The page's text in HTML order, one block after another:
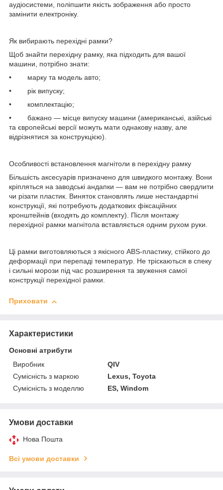
аудіосистеми, поліпшити якість зображення або просто
замінити електроніку.
Як вибирають перехідні рамки?
Щоб знайти перехідну рамку, яка підходить для вашої
машини, потрібно знати:
• марку та модель авто;
• рік випуску;
• комплектацію;
• бажано — місце випуску машини (американські, азійські
та європейські версії можуть мати однакову назву, але
відрізнятися за конструкцією).
Особливості встановлення магнітоли в перехідну рамку
Більшість аксесуарів призначено для швидкого монтажу. Вони
кріпляться на заводські андапки — вам не потрібно свердлити
чи різати пластик. Виняток становлять лише нестандартні
конструкції, які потребують додаткових фіксаційних
кронштейнів (входять до комплекту). Після монтажу
перехідної рамки магнітола вставляється одним рухом руки.
Ці рамки виготовляються з якісного ABS-пластику, стійкого до
деформації при перепаді температур. Не тріскаються в спеку
і сильні морози під час розширення та звуження самої
конструкції перехідної рамки.
Приховати
Характеристики
Основні атрибути
Виробник
QIV
Сумісність з маркою
Lexus, Toyota
Сумісність з моделлю
ES, Windom
Умови доставки
Нова Пошта
Всі умови доставки